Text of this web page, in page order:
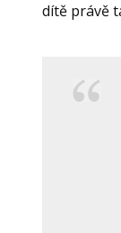
dítě právě